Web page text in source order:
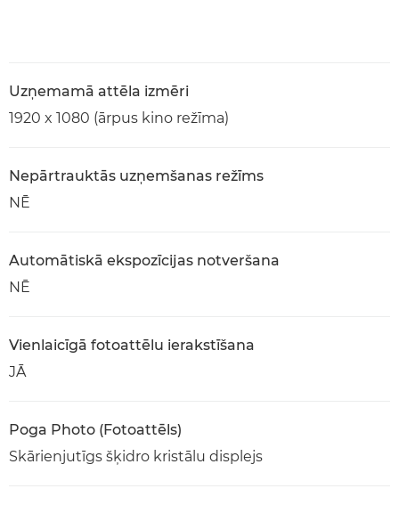
Uzņemamā attēla izmēri
1920 x 1080 (ārpus kino režīma)
Nepārtrauktās uzņemšanas režīms
NĒ
Automātiskā ekspozīcijas notveršana
NĒ
Vienlaicīgā fotoattēlu ierakstīšana
JĀ
Poga Photo (Fotoattēls)
Skārienjutīgs šķidro kristālu displejs